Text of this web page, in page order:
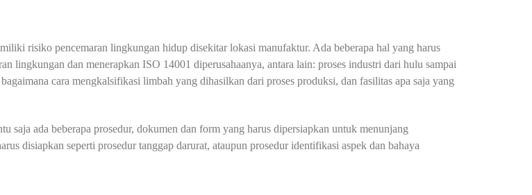
risiko pencemaran lingkungan hidup disekitar lokasi manufaktur. Ada beberapa hal yang harus
lingkungan dan menerapkan ISO 14001 diperusahaanya, antara lain: proses industri dari hulu sampai
cara mengkalsifikasi limbah yang dihasilkan dari proses produksi, dan fasilitas apa saja yang
saja ada beberapa prosedur, dokumen dan form yang harus dipersiapkan untuk menunjang
disiapkan seperti prosedur tanggap darurat, ataupun prosedur identifikasi aspek dan bahaya